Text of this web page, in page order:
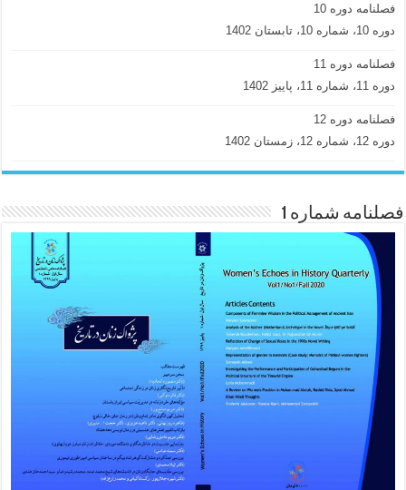
فصلنامه دوره 10
دوره 10، شماره 10، تابستان 1402
فصلنامه دوره 11
دوره 11، شماره 11، پاییز 1402
فصلنامه دوره 12
دوره 12، شماره 12، زمستان 1402
فصلنامه شماره 1